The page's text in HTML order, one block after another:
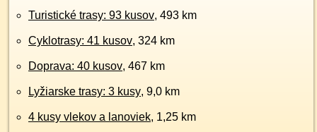
Turistické trasy: 93 kusov, 493 km
Cyklotrasy: 41 kusov, 324 km
Doprava: 40 kusov, 467 km
Lyžiarske trasy: 3 kusy, 9,0 km
4 kusy vlekov a lanoviek, 1,25 km